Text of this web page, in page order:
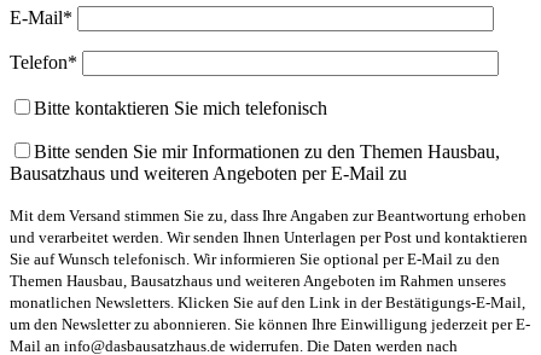
E-Mail*
Telefon*
Bitte kontaktieren Sie mich telefonisch
Bitte senden Sie mir Informationen zu den Themen Hausbau,
Bausatzhaus und weiteren Angeboten per E-Mail zu
Mit dem Versand stimmen Sie zu, dass Ihre Angaben zur Beantwortung erhoben
und verarbeitet werden. Wir senden Ihnen Unterlagen per Post und kontaktieren
Sie auf Wunsch telefonisch. Wir informieren Sie optional per E-Mail zu den
Themen Hausbau, Bausatzhaus und weiteren Angeboten im Rahmen unseres
monatlichen Newsletters. Klicken Sie auf den Link in der Bestätigungs-E-Mail,
um den Newsletter zu abonnieren. Sie können Ihre Einwilligung jederzeit per E-
Mail an info@dasbausatzhaus.de widerrufen. Die Daten werden nach